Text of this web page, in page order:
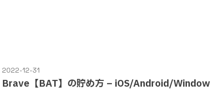
2022-12-31
Brave【BAT】の貯め方 – iOS/Android/Window